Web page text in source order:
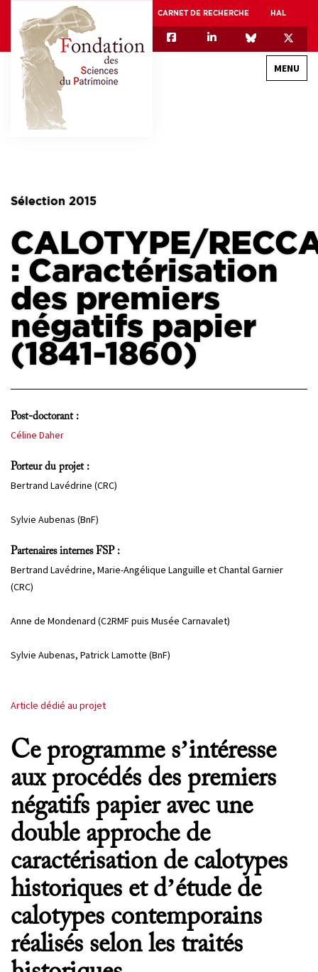
CARNET DE RECHERCHE HAL
MENU
ASSOCIATION DES JEUNES CHERCHEURS EN SCIENCES DU PATRIMOINE – AFJ2CSP
EQUIPEX PATRIMEX
EQUIPEX + ESPADON
MÉCÉNAT
APPELS À PROJETS
Sélection 2015
CALOTYPE/
: Caractérisation
des premiers
négatifs papier
(1841-1860)
Post-doctorant :
Céline Daher
Porteur du projet :
Bertrand Lavédrine (CRC)
Sylvie Aubenas (BnF)
Partenaires internes FSP :
Bertrand Lavédrine, Marie-Angélique Languille et Chantal Garnier
(CRC)
Anne de Mondenard (C2RMF puis Musée Carnavalet)
Sylvie Aubenas, Patrick Lamotte (BnF)
Article dédié au projet
Ce programme s’intéresse
aux procédés des premiers
négatifs papier avec une
double approche de
caractérisation de calotypes
historiques et d’étude de
calotypes contemporains
réalisés selon les traités